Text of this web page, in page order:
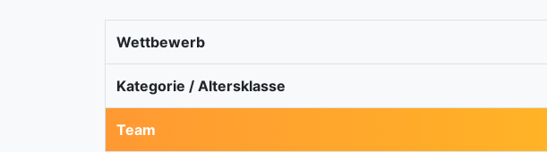
Wettbewerb
Kategorie / Altersklasse
Team